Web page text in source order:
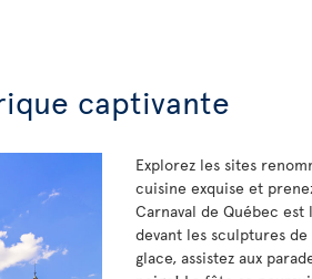
captivante
Explorez les sites
cuisine exquise et
Carnaval de Québec
devant les sculptures
glace, assistez aux